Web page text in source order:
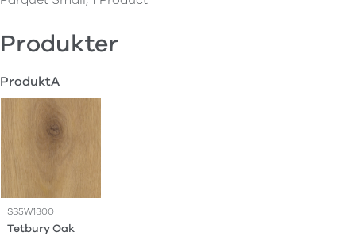
Produkter
ProduktA
SS5W1300
Tetbury Oak